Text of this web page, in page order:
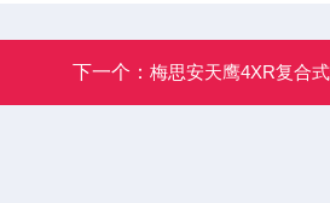
下一个： 梅思安天鹰4XR复合